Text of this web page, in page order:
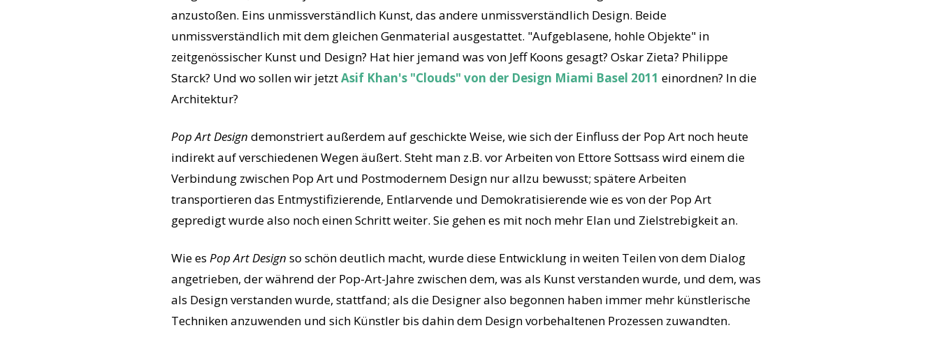
anzustoßen. Eins unmissverständlich Kunst, das andere unmissverständlich Design. Beide
unmissverständlich mit dem gleichen Genmaterial ausgestattet. "Aufgeblasene, hohle Objekte" in
zeitgenössischer Kunst und Design? Hat hier jemand was von Jeff Koons gesagt? Oskar Zieta? Philippe
Starck? Und wo sollen wir jetztAsif Khan's "Clouds" von der Design Miami Basel 2011 einordnen? In die
Architektur?
Pop Art Design demonstriert außerdem auf geschickte Weise, wie sich der Einfluss der Pop Art noch heute
indirekt auf verschiedenen Wegen äußert. Steht man z.B. vor Arbeiten von Ettore Sottsass wird einem die
Verbindung zwischen Pop Art und Postmodernem Design nur allzu bewusst; spätere Arbeiten
transportieren das Entmystifizierende, Entlarvende und Demokratisierende wie es von der Pop Art
gepredigt wurde also noch einen Schritt weiter. Sie gehen es mit noch mehr Elan und Zielstrebigkeit an.
Wie es Pop Art Design so schön deutlich macht, wurde diese Entwicklung in weiten Teilen von dem Dialog
angetrieben, der während der Pop-Art-Jahre zwischen dem, was als Kunst verstanden wurde, und dem, was
als Design verstanden wurde, stattfand; als die Designer also begonnen haben immer mehr künstlerische
Techniken anzuwenden und sich Künstler bis dahin dem Design vorbehaltenen Prozessen zuwandten.